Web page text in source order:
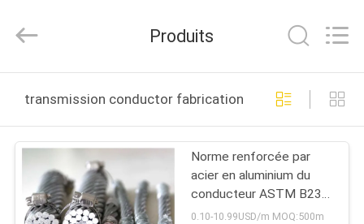
PRODUITS
VIDÉOS
Cable
(Group)
All
Produits
transmission conductor fabrication en ligne
Norme renforcée par
acier en aluminium du
conducteur ASTM B232
de transmission d'ACSR
0.10-10.99USD/m MOQ:500m